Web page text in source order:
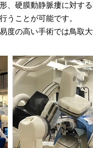
、硬膜動静脈瘻に対す
うことが可能です。
の高い手術では鳥取